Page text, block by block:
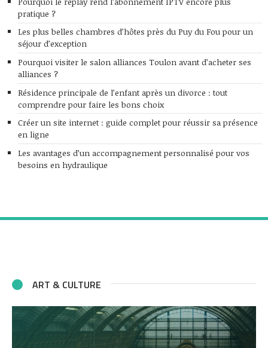
pratique ?
Les plus belles chambres d’hôtes près du Puy du Fou pour un
séjour d’exception
Pourquoi visiter le salon alliances Toulon avant d’acheter ses
alliances ?
Résidence principale de l’enfant après un divorce : tout
comprendre pour faire les bons choix
Créer un site internet : guide complet pour réussir sa présence
en ligne
Les avantages d’un accompagnement personnalisé pour vos
besoins en hydraulique
ART & CULTURE